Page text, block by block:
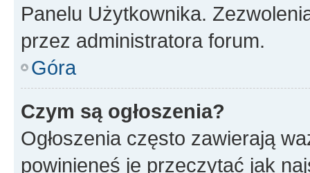
Panelu Użytkownika.
przez administratora forum.
Góra
Czym są ogłoszenia?
Ogłoszenia często zawierają
powinieneś je przeczytać jak